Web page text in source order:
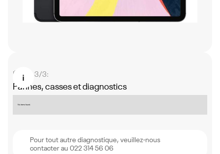
Étape 3/3:
Pannes, casses et diagnostics
No items found.
Pour tout autre diagnostique, veuillez-nous
contacter au 022 314 56 06